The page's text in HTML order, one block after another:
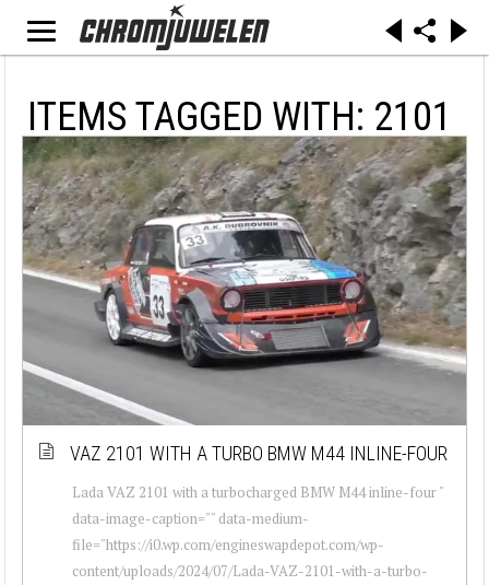
ITEMS TAGGED WITH: 2101
VAZ 2101 WITH A TURBO BMW M44 INLINE-FOUR
Lada VAZ 2101 with a turbocharged BMW M44 inline-four "
data-image-caption="" data-medium-
file="https://i0.wp.com/engineswapdepot.com/wp-
content/uploads/2024/07/Lada-VAZ-2101-with-a-turbo-